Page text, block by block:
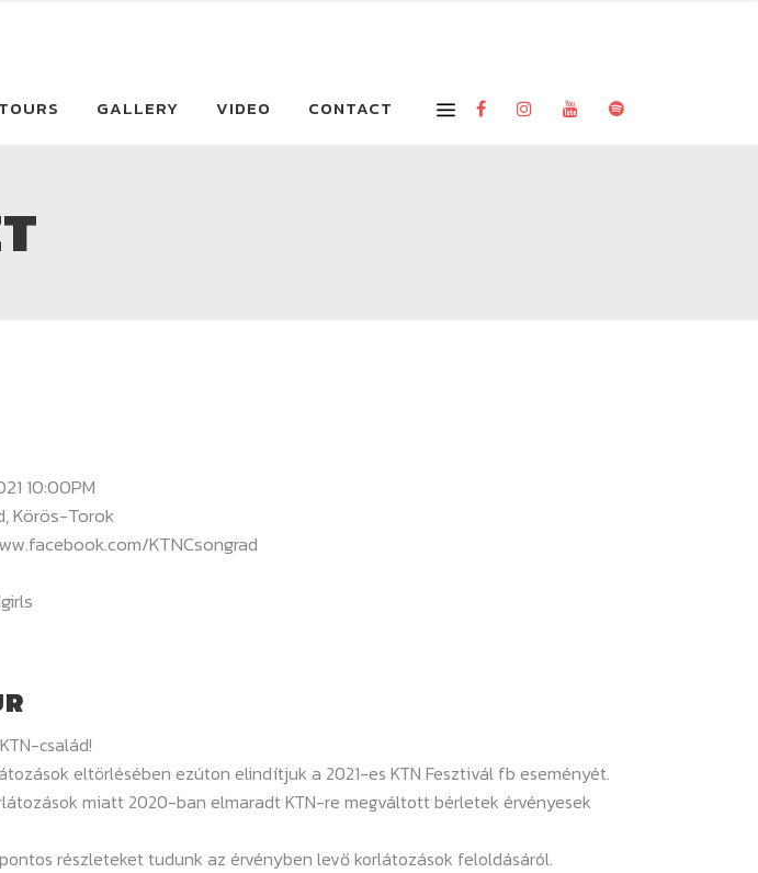
TOURS GALLERY VIDEO CONTACT
10:00PM
Körös-Torok
KTNCsongrad
család!
eltörlésében ezúton elindítjuk a 2021-es KTN Fesztivál fb eseményét.
miatt 2020-ban elmaradt KTN-re megváltott bérletek érvényesek
részleteket tudunk az érvényben levő korlátozások feloldásáról.